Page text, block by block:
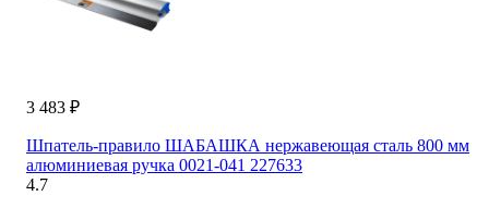
3 483 ₽
Шпатель-правило ШАБАШКА нержавеющая сталь 800 мм
алюминиевая ручка 0021-041 227633
4.7